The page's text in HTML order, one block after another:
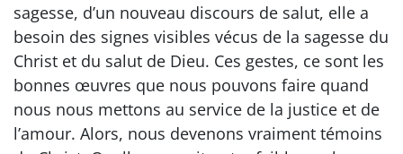
sagesse, d’un nouveau discours de salut, elle a
besoin des signes visibles vécus de la sagesse du
Christ et du salut de Dieu. Ces gestes, ce sont les
bonnes œuvres que nous pouvons faire quand
nous nous mettons au service de la justice et de
l’amour. Alors, nous devenons vraiment témoins